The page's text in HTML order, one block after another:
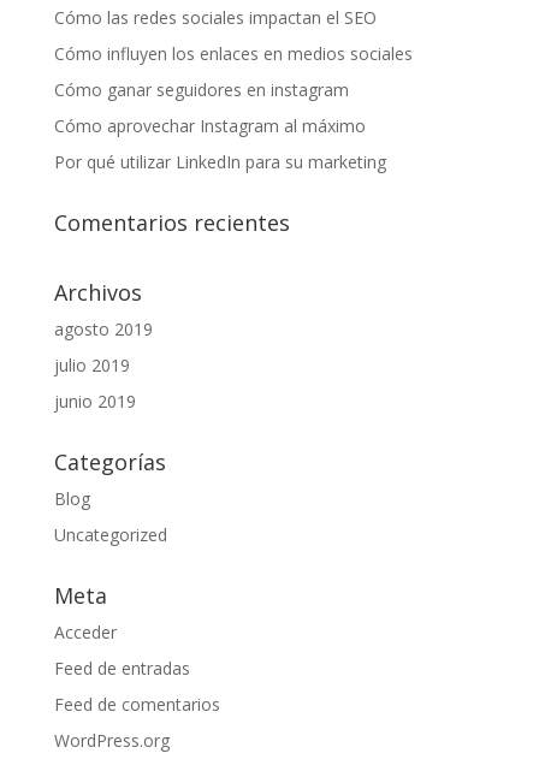
Cómo las redes sociales impactan el SEO
Cómo influyen los enlaces en medios sociales
Cómo ganar seguidores en instagram
Cómo aprovechar Instagram al máximo
Por qué utilizar LinkedIn para su marketing
Comentarios recientes
Archivos
agosto 2019
julio 2019
junio 2019
Categorías
Blog
Uncategorized
Meta
Acceder
Feed de entradas
Feed de comentarios
WordPress.org